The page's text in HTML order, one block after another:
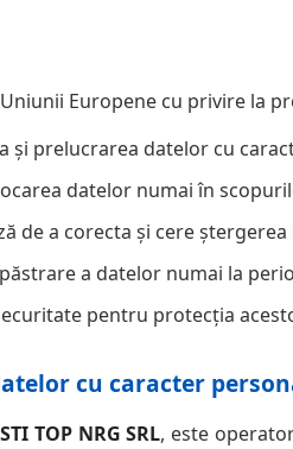
Europene cu privire la
și prelucrarea datelor cu
datelor numai în
de a corecta și cere
a datelor numai la
pentru protecția
cu caracter
TOP NRG SRL, este